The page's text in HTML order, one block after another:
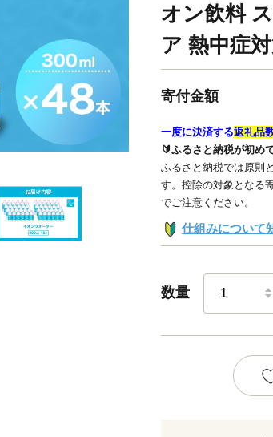
オン飲料
ア 熱中症
寄付金額
一度に決済する返礼品
🔰ふるさと納税が初め
ふるさと納税では原則
す。控除の対象となる
でご注意ください。
仕組みについて
数量